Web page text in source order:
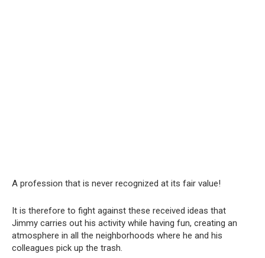
A profession that is never recognized at its fair value!
It is therefore to fight against these received ideas that
Jimmy carries out his activity while having fun, creating an
atmosphere in all the neighborhoods where he and his
colleagues pick up the trash.